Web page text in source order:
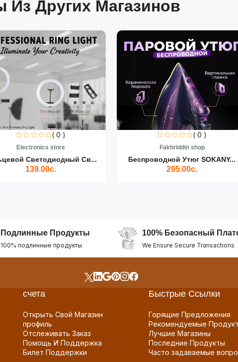
Других Магазинов
( 0 )
Electronics store
Светодиодный Св...
139.00с.
( 0 )
Fakhriddin shop
Беспроводной Утюг SOKANY...
295.00с.
Подлинные Продукты
100% подлинные продукты
100% Безопасный
We Ensure Secure Transactions
счета
Открыть Свой Магазин
профиль
Отслеживать Заказ
Помощь И Поддержка
Билет Поддержки
Быстрые Ссылки
Горящие Предложения
Рекомендуемые
Лучшие Магазины
Последние Продукты
Часто задаваемые